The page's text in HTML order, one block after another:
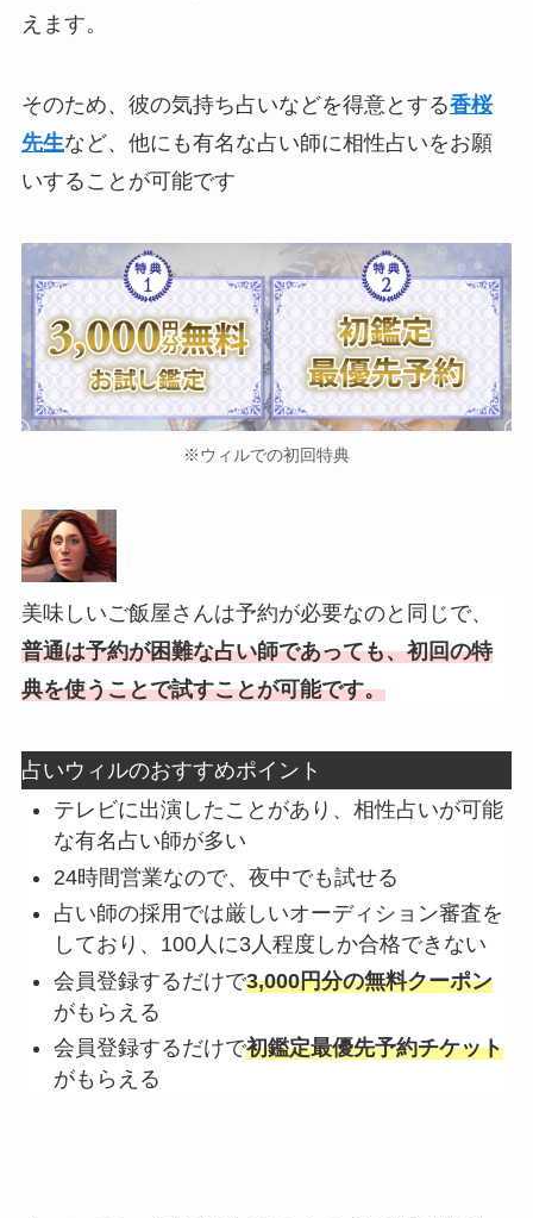
えます。
そのため、彼の気持ち占いなどを得意とする香桜
先生など、他にも有名な占い師に相性占いをお願
いすることが可能です
※ウィルでの初回特典
美味しいご飯屋さんは予約が必要なのと同じで、
普通は予約が困難な占い師であっても、初回の特
典を使うことで試すことが可能です。
占いウィルのおすすめポイント
テレビに出演したことがあり、相性占いが可能
な有名占い師が多い
24時間営業なので、夜中でも試せる
占い師の採用では厳しいオーディション審査を
しており、100人に3人程度しか合格できない
会員登録するだけで3,000円分の無料クーポン
がもらえる
会員登録するだけで初鑑定最優先予約チケット
がもらえる